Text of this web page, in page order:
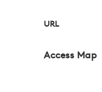
URL
Access Map